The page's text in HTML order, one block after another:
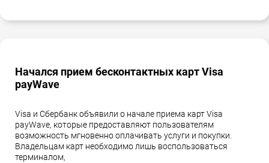
Начался прием бесконтактных карт Visa
payWave
Visa и Сбербанк объявили о начале приема карт Visa
payWave, которые предоставляют пользователям
возможность мгновенно оплачивать услуги и покупки.
Владельцам карт необходимо лишь воспользоваться
терминалом,